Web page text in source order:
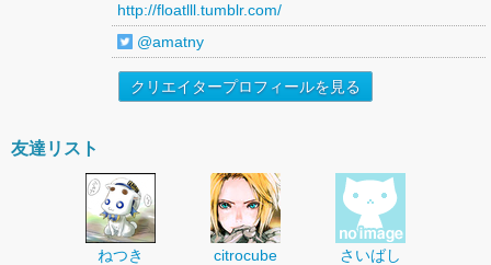
http://floatlll.tumblr.com/
@amatny
クリエイタープロフィールを見る
友達リスト
ねつき citrocube さいばし